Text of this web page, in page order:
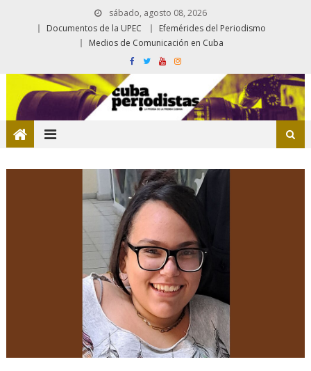
sábado, agosto 08, 2026
Documentos de la UPEC
Efemérides del Periodismo
Medios de Comunicación en Cuba